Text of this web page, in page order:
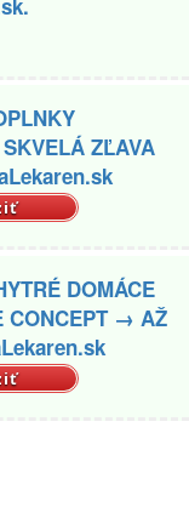
ZĽAVA
DOMÁCE
CONCEPT → AŽ